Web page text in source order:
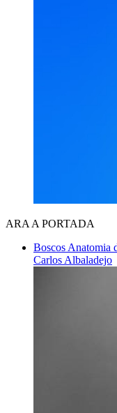
ARA A PORTADA
Boscos Anatomia
Carlos Albaladejo